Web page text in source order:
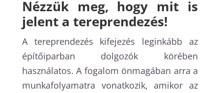
Nézzük meg, hogy mit is
jelent a tereprendezés!
A tereprendezés kifejezés leginkább az
építőiparban dolgozók körében
használatos. A fogalom önmagában arra a
munkafolyamatra vonatkozik, amikor az